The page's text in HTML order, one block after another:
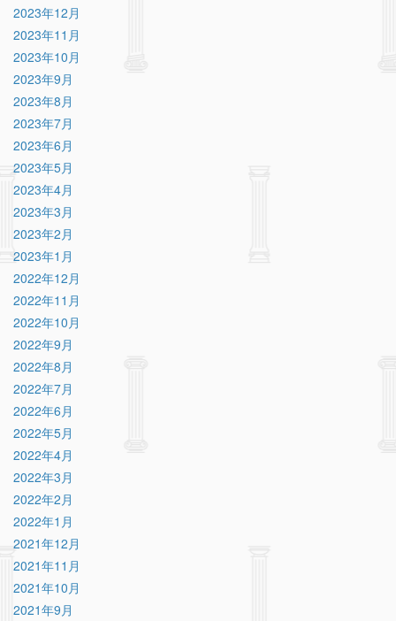
2023年12月
2023年11月
2023年10月
2023年9月
2023年8月
2023年7月
2023年6月
2023年5月
2023年4月
2023年3月
2023年2月
2023年1月
2022年12月
2022年11月
2022年10月
2022年9月
2022年8月
2022年7月
2022年6月
2022年5月
2022年4月
2022年3月
2022年2月
2022年1月
2021年12月
2021年11月
2021年10月
2021年9月